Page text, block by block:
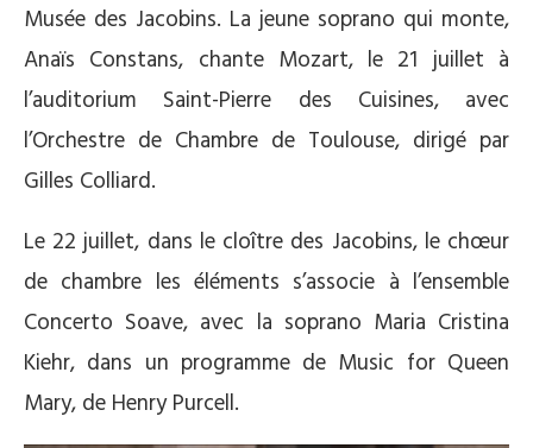
Musée des Jacobins. La jeune soprano qui monte,
Anaïs Constans, chante Mozart, le 21 juillet à
l’auditorium Saint-Pierre des Cuisines, avec
l’Orchestre de Chambre de Toulouse, dirigé par
Gilles Colliard.
Le 22 juillet, dans le cloître des Jacobins, le chœur
de chambre les éléments s’associe à l’ensemble
Concerto Soave, avec la soprano Maria Cristina
Kiehr, dans un programme de Music for Queen
Mary, de Henry Purcell.